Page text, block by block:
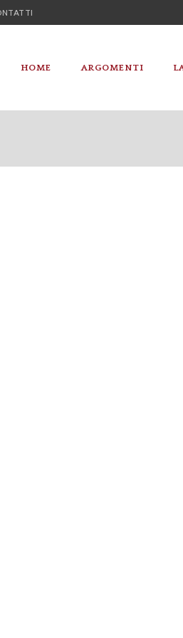
HOME ARGOMENTI